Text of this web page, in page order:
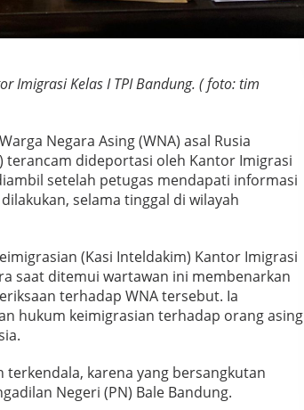
Imigrasi Kelas I TPI Bandung. ( foto: tim
Negara Asing (WNA) asal Rusia
terancam dideportasi oleh Kantor Imigrasi
setelah petugas mendapati informasi
selama tinggal di wilayah
(Kasi Inteldakim) Kantor Imigrasi
saat ditemui wartawan ini membenarkan
terhadap WNA tersebut. Ia
hukum keimigrasian terhadap orang asing
karena yang bersangkutan
Negeri (PN) Bale Bandung.